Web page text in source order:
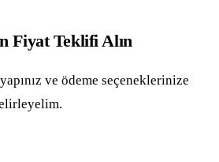
Fiyat Teklifi Alın
ve ödeme seçeneklerinize